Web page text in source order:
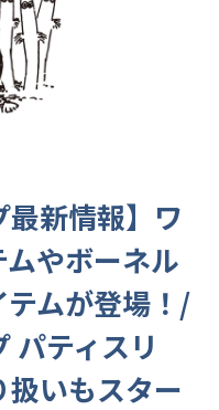
最新情報】ワ
やボーネル
テムが登場！/
パティスリ
いもスター